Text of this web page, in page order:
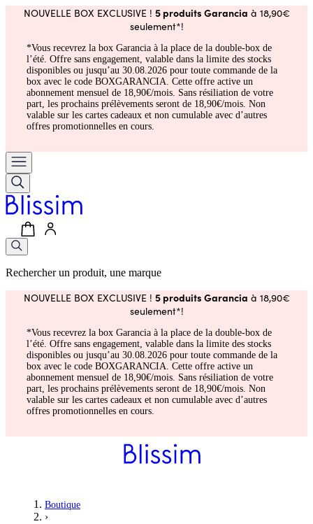
NOUVELLE BOX EXCLUSIVE ! 5 produits Garancia à 18,90€
seulement*!
*Vous recevrez la box Garancia à la place de la double-box de
l’été. Offre sans engagement, valable dans la limite des stocks
disponibles ou jusqu’au 30.08.2026 pour toute commande de la
box avec le code BOXGARANCIA. Cette offre active un
abonnement mensuel de 18,90€/mois. Sans résiliation de votre
part, les prochains prélèvements seront de 18,90€/mois. Non
valable sur les cartes cadeaux et non cumulable avec d’autres
offres promotionnelles en cours.
Rechercher un produit, une marque
NOUVELLE BOX EXCLUSIVE ! 5 produits Garancia à 18,90€
seulement*!
*Vous recevrez la box Garancia à la place de la double-box de
l’été. Offre sans engagement, valable dans la limite des stocks
disponibles ou jusqu’au 30.08.2026 pour toute commande de la
box avec le code BOXGARANCIA. Cette offre active un
abonnement mensuel de 18,90€/mois. Sans résiliation de votre
part, les prochains prélèvements seront de 18,90€/mois. Non
valable sur les cartes cadeaux et non cumulable avec d’autres
offres promotionnelles en cours.
Boutique
›